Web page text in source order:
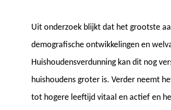
Uit onderzoek blijkt dat het grootste
demografische ontwikkelingen en
Huishoudensverdunning kan dit nog
huishoudens groter is. Verder neemt
tot hogere leeftijd vitaal en actief en